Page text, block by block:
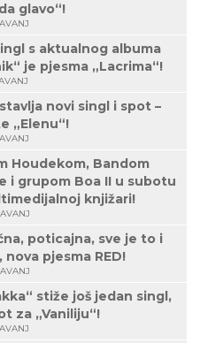
glavo“!
s aktualnog albuma
je pjesma „Lacrima“!
novi singl i spot –
„Elenu“!
Houdekom, Bandom
i grupom Boa II u subotu
knjižari!
poticajna, sve je to i
pjesma RED!
stiže još jedan singl,
za „Vaniliju“!